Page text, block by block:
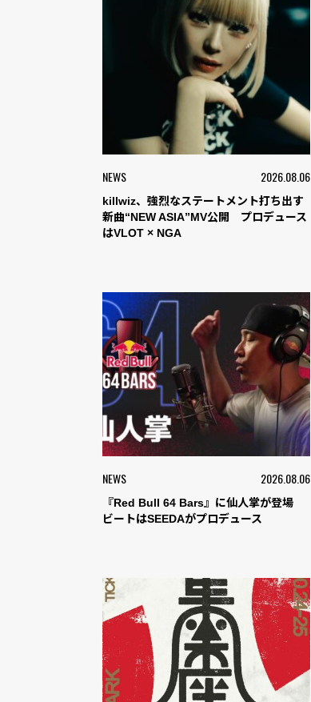
NEWS 2026.08.06
killwiz、強烈なステートメント打ち出す
新曲“NEW ASIA”MV公開 プロデュース
はVLOT × NGA
NEWS 2026.08.06
『Red Bull 64 Bars』に仙人掌が登場
ビートはSEEDAがプロデュース